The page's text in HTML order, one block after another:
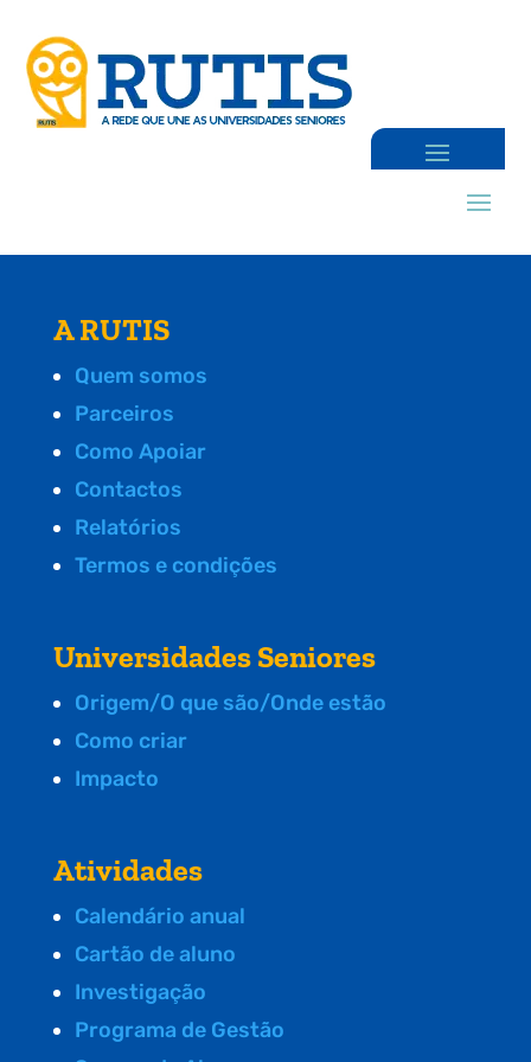
A RUTIS
Quem somos
Parceiros
Como Apoiar
Contactos
Relatórios
Termos e condições
Universidades Seniores
Origem/O que são/Onde estão
Como criar
Impacto
Atividades
Calendário anual
Cartão de aluno
Investigação
Programa de Gestão